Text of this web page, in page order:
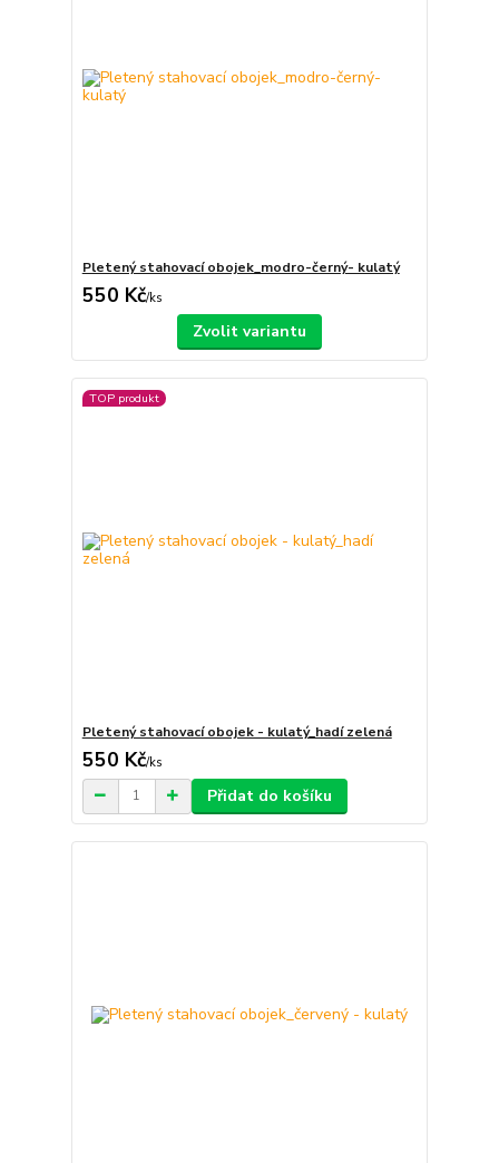
Pletený stahovací obojek_modro-černý- kulatý
550 Kč/ks
Zvolit variantu
TOP produkt
Pletený stahovací obojek - kulatý_hadí zelená
550 Kč/ks
Přidat do košíku